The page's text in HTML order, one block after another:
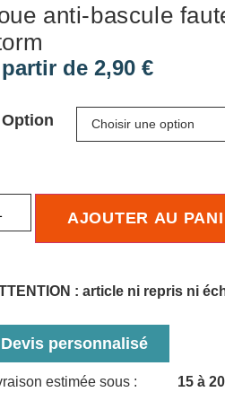
anti-bascule
de 2,90 €
Option
AJOUTER AU
: article ni repris ni
Devis personnalisé
estimée sous : 15 à